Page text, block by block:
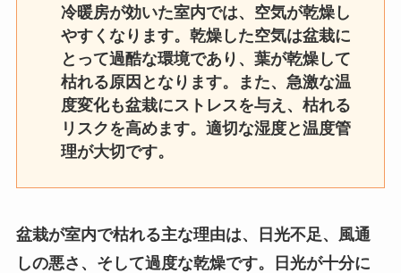
冷暖房が効いた室内では、空気が乾燥し
やすくなります。乾燥した空気は盆栽に
とって過酷な環境であり、葉が乾燥して
枯れる原因となります。また、急激な温
度変化も盆栽にストレスを与え、枯れる
リスクを高めます。適切な湿度と温度管
理が大切です。
盆栽が室内で枯れる主な理由は、日光不足、風通
しの悪さ、そして過度な乾燥です。日光が十分に